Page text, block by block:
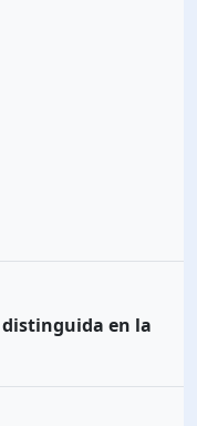
distinguida en la